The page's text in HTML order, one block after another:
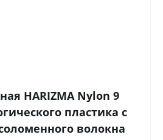
HARIZMA Nylon 9
пластика с
волокна